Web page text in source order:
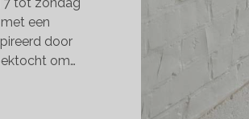
een
door
om…